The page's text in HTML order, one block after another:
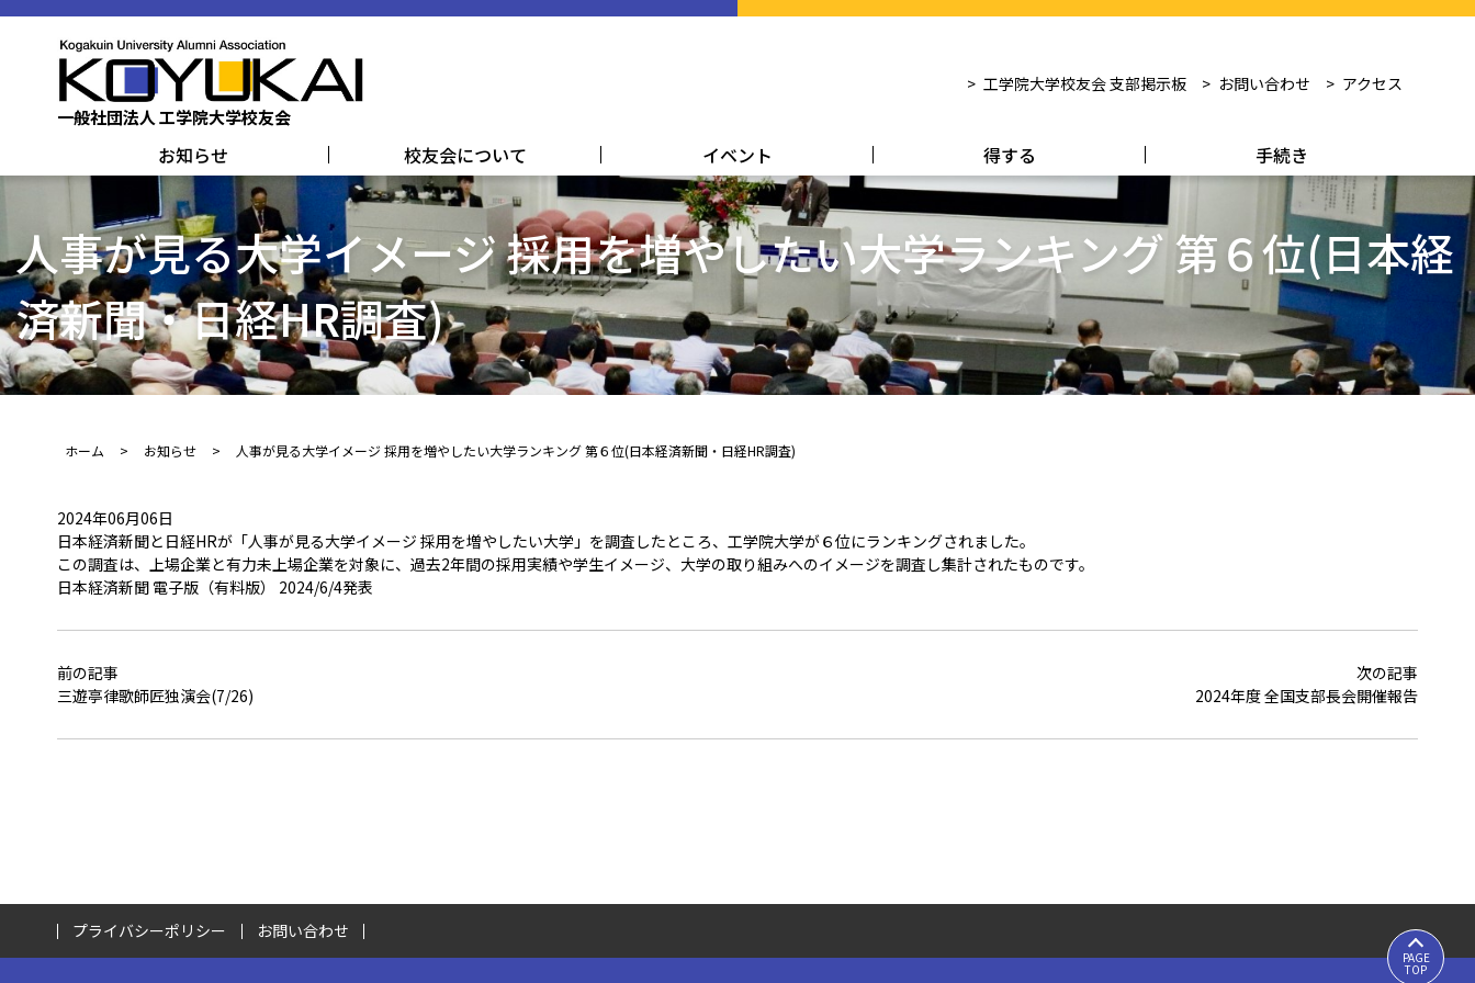
一般社団法人 工学院大学校友会
工学院大学校友会 支部掲示板 お問い合わせ アクセス
お知らせ 校友会について イベント 得する 手続き
人事が見る大学イメージ 採用を増やしたい大学ランキング 第６位(日本経
済新聞・日経HR調査)
ホーム お知らせ 人事が見る大学イメージ 採用を増やしたい大学ランキング 第６位(日本経済新聞・日経HR調査)
2024年06月06日
日本経済新聞と日経HRが「人事が見る大学イメージ 採用を増やしたい大学」を調査したところ、工学院大学が６位にランキングされました。
この調査は、上場企業と有力未上場企業を対象に、過去2年間の採用実績や学生イメージ、大学の取り組みへのイメージを調査し集計されたものです。
日本経済新聞 電子版（有料版） 2024/6/4発表
前の記事
三遊亭律歌師匠独演会(7/26)
次の記事
2024年度 全国支部長会開催報告
プライバシーポリシー お問い合わせ
PAGE
TOP